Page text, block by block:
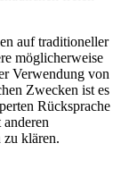
auf traditioneller
möglicherweise
Verwendung von
Zwecken ist es
Rücksprache
zu klären.